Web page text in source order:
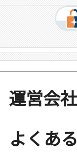
運営会社
よくあ